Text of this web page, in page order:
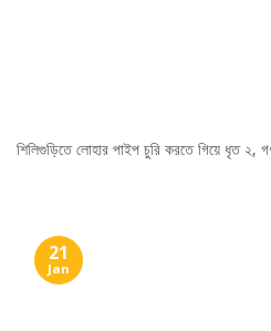
শিলিগুড়িতে লোহার পাইপ চুরি করতে গিয়ে ধৃত ২,
21
Jan